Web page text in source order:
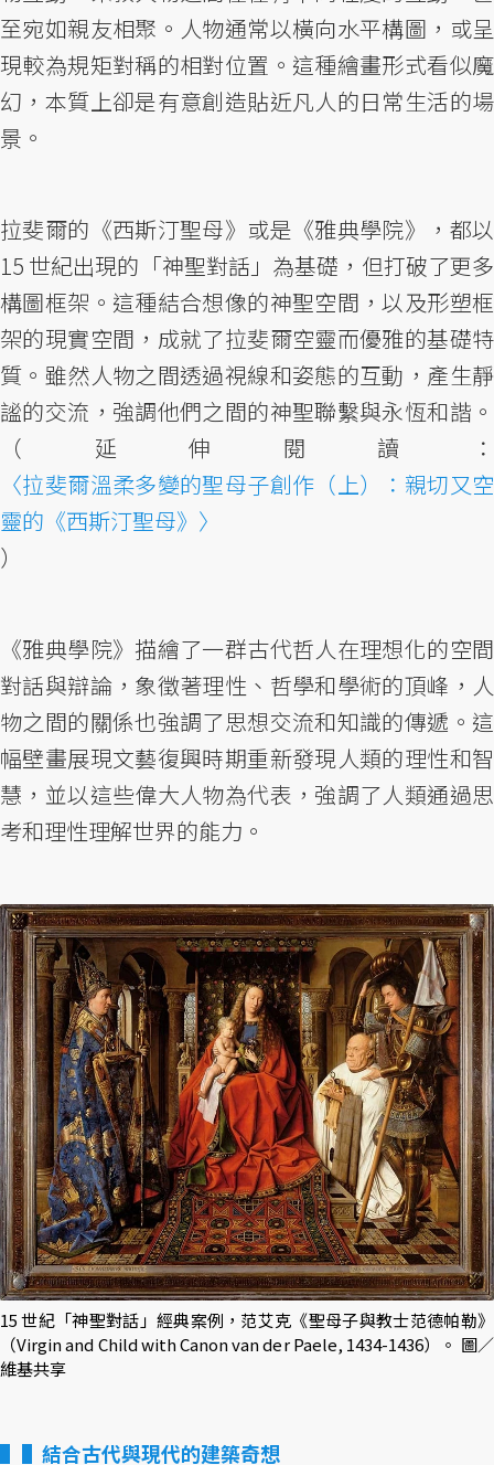
至宛如親友相聚。人物通常以橫向水平構圖，或呈
現較為規矩對稱的相對位置。這種繪畫形式看似魔
幻，本質上卻是有意創造貼近凡人的日常生活的場
景。
拉斐爾的《西斯汀聖母》或是《雅典學院》，都以
15 世紀出現的「神聖對話」為基礎，但打破了更多
構圖框架。這種結合想像的神聖空間，以及形塑框
架的現實空間，成就了拉斐爾空靈而優雅的基礎特
質。雖然人物之間透過視線和姿態的互動，產生靜
謐的交流，強調他們之間的神聖聯繫與永恆和諧。
（延伸閱讀：
〈拉斐爾溫柔多變的聖母子創作（上）：親切又空
靈的《西斯汀聖母》〉
）
《雅典學院》描繪了一群古代哲人在理想化的空間
對話與辯論，象徵著理性、哲學和學術的頂峰，人
物之間的關係也強調了思想交流和知識的傳遞。這
幅壁畫展現文藝復興時期重新發現人類的理性和智
慧，並以這些偉大人物為代表，強調了人類通過思
考和理性理解世界的能力。
15 世紀「神聖對話」經典案例，范艾克《聖母子與教士范德帕勒》
（Virgin and Child with Canon van der Paele, 1434-1436）。 圖／
維基共享
▌結合古代與現代的建築奇想